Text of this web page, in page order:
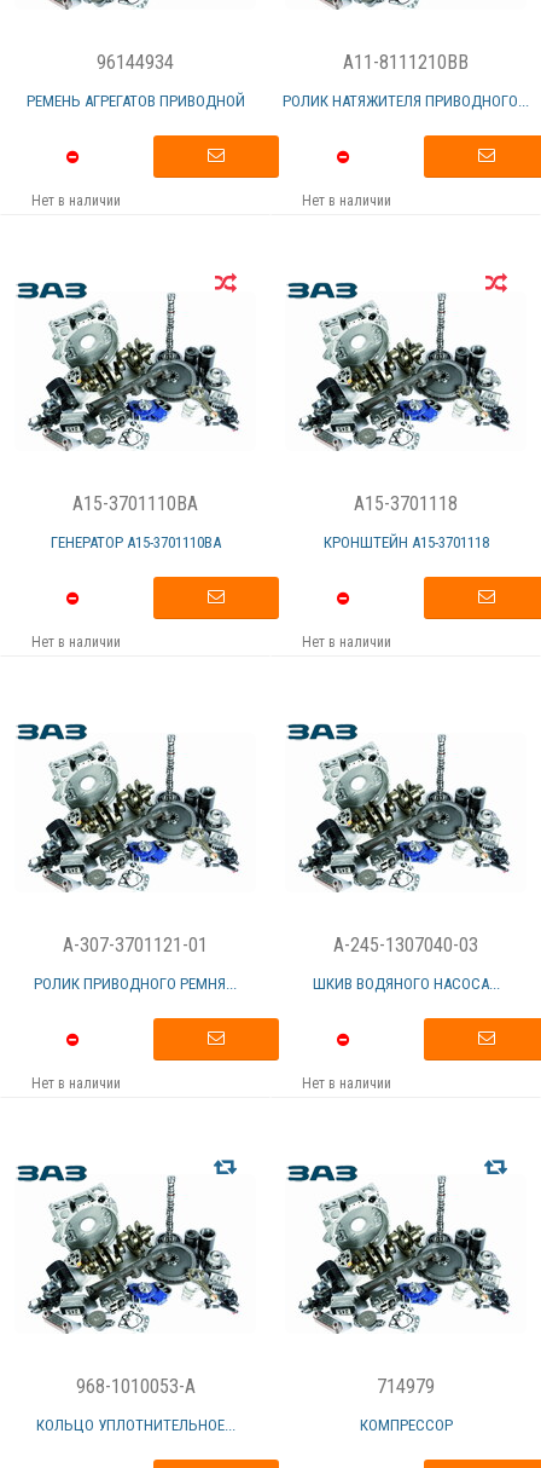
96144934
РЕМЕНЬ АГРЕГАТОВ ПРИВОДНОЙ
Нет в наличии
A11-8111210BB
РОЛИК НАТЯЖИТЕЛЯ ПРИВОДНОГО...
Нет в наличии
A15-3701110BA
ГЕНЕРАТОР А15-3701110BА
Нет в наличии
A15-3701118
КРОНШТЕЙН А15-3701118
Нет в наличии
A-307-3701121-01
РОЛИК ПРИВОДНОГО РЕМНЯ...
Нет в наличии
A-245-1307040-03
ШКИВ ВОДЯНОГО НАСОСА...
Нет в наличии
968-1010053-A
КОЛЬЦО УПЛОТНИТЕЛЬНОЕ...
714979
КОМПРЕССОР